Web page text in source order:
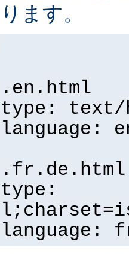
ます。
type: text/
language: